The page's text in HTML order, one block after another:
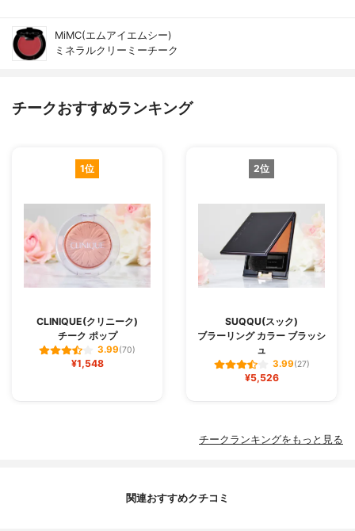
MiMC(エムアイエムシー)
ミネラルクリーミーチーク
チークおすすめランキング
1位
CLINIQUE(クリニーク)
チーク ポップ
3.99(70)
¥1,548
2位
SUQQU(スック)
ブラーリング カラー ブラッシ
ュ
3.99(27)
¥5,526
チークランキングをもっと見る
関連おすすめクチコミ